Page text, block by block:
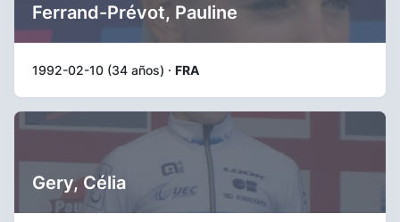
Ferrand-Prévot, Pauline
1992-02-10 (34 años) · FRA
Gery, Célia